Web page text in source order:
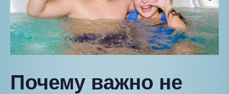
Почему важно не